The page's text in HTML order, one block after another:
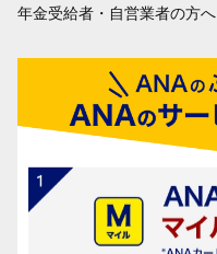
年金受給者・自営業者の方へ